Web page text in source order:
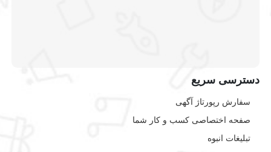
دسترسی سریع
سفارش رپورتاژ آگهی
صفحه اختصاصی کسب و کار شما
تبلیغات انبوه